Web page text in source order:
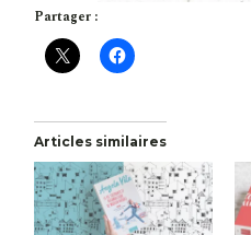
Partager :
Articles similaires